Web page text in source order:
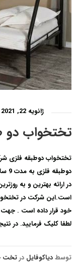
ژانویه 22, 2021
تختخواب دو
تختخواب دوطبقه فلزی
در ارائه بهترین و به
خود قرار داده است . جهت
لطفا کلیک فرمایید. در
توسطدیاکوفایل درتخت